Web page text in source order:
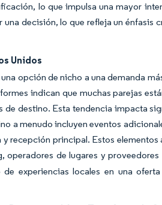
lo que impulsa una mayor
decisión, lo que refleja un énfasis
Unidos
opción de nicho a una demanda
indican que muchas parejas
de destino. Esta tendencia impacta
a menudo incluyen eventos
recepción principal. Estos
de lugares y proveedores
experiencias locales en una